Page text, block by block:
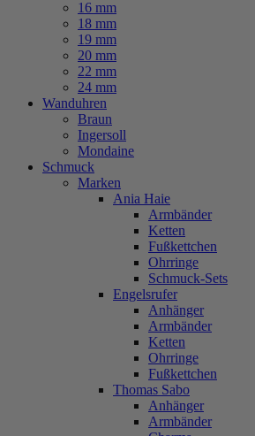
16 mm
18 mm
19 mm
20 mm
22 mm
24 mm
Wanduhren
Braun
Ingersoll
Mondaine
Schmuck
Marken
Ania Haie
Armbänder
Ketten
Fußkettchen
Ohrringe
Schmuck-Sets
Engelsrufer
Anhänger
Armbänder
Ketten
Ohrringe
Fußkettchen
Thomas Sabo
Anhänger
Armbänder